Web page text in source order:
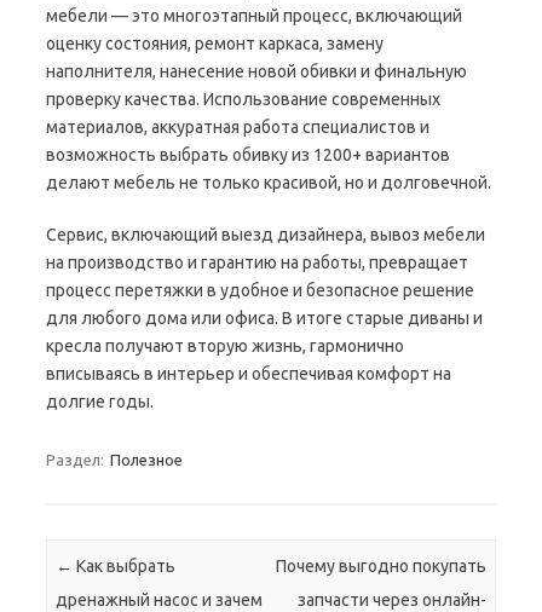
мебели — это многоэтапный процесс, включающий
оценку состояния, ремонт каркаса, замену
наполнителя, нанесение новой обивки и финальную
проверку качества. Использование современных
материалов, аккуратная работа специалистов и
возможность выбрать обивку из 1200+ вариантов
делают мебель не только красивой, но и долговечной.
Сервис, включающий выезд дизайнера, вывоз мебели
на производство и гарантию на работы, превращает
процесс перетяжки в удобное и безопасное решение
для любого дома или офиса. В итоге старые диваны и
кресла получают вторую жизнь, гармонично
вписываясь в интерьер и обеспечивая комфорт на
долгие годы.
Раздел: Полезное
Навигация по записям
← Как выбрать
дренажный насос и зачем
Почему выгодно покупать
запчасти через онлайн-